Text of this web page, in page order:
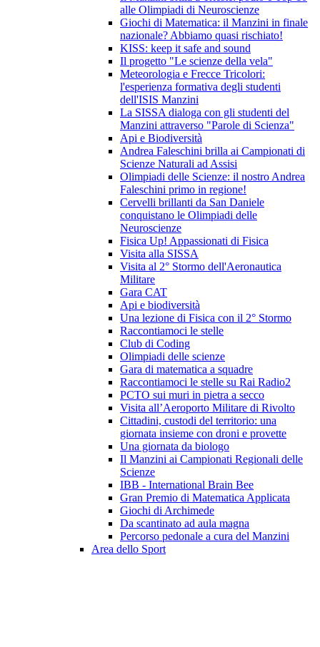
alle Olimpiadi di Neuroscienze
Giochi di Matematica: il Manzini in finale
nazionale? Abbiamo quasi rischiato!
KISS: keep it safe and sound
Il progetto "Le scienze della vela"
Meteorologia e Frecce Tricolori:
l'esperienza formativa degli studenti
dell'ISIS Manzini
La SISSA dialoga con gli studenti del
Manzini attraverso "Parole di Scienza"
Api e Biodiversità
Andrea Faleschini brilla ai Campionati di
Scienze Naturali ad Assisi
Olimpiadi delle Scienze: il nostro Andrea
Faleschini primo in regione!
Cervelli brillanti da San Daniele
conquistano le Olimpiadi delle
Neuroscienze
Fisica Up! Appassionati di Fisica
Visita alla SISSA
Visita al 2° Stormo dell'Aeronautica
Militare
Gara CAT
Api e biodiversità
Una lezione di Fisica con il 2° Stormo
Raccontiamoci le stelle
Club di Coding
Olimpiadi delle scienze
Gara di matematica a squadre
Raccontiamoci le stelle su Rai Radio2
PCTO sui muri in pietra a secco
Visita all’Aeroporto Militare di Rivolto
Cittadini, custodi del territorio: una
giornata insieme con droni e provette
Una giornata da biologo
Il Manzini ai Campionati Regionali delle
Scienze
IBB - International Brain Bee
Gran Premio di Matematica Applicata
Giochi di Archimede
Da scantinato ad aula magna
Percorso pedonale a cura del Manzini
Area dello Sport